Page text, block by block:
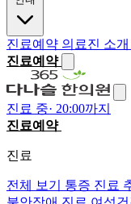
진료예약 의료진 소개
진료예약
진료 중· 20:00까지
진료예약
진료
전체 보기 통증 진료